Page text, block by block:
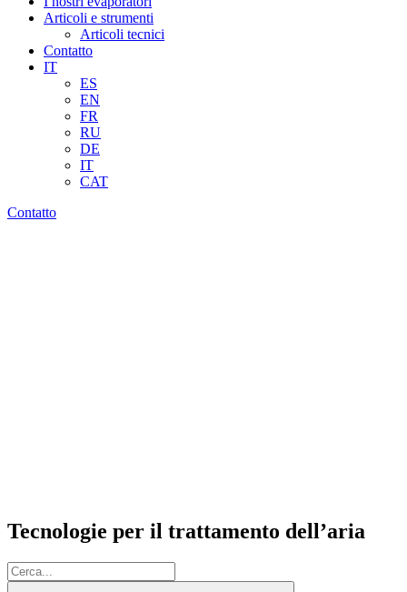
Articoli e strumenti
Articoli tecnici
Contatto
IT
ES
EN
FR
RU
DE
IT
CAT
Contatto
Tecnologie per il trattamento dell’aria
Cerca: